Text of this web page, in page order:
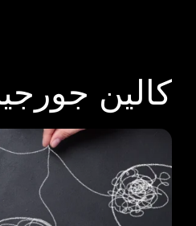
كالين